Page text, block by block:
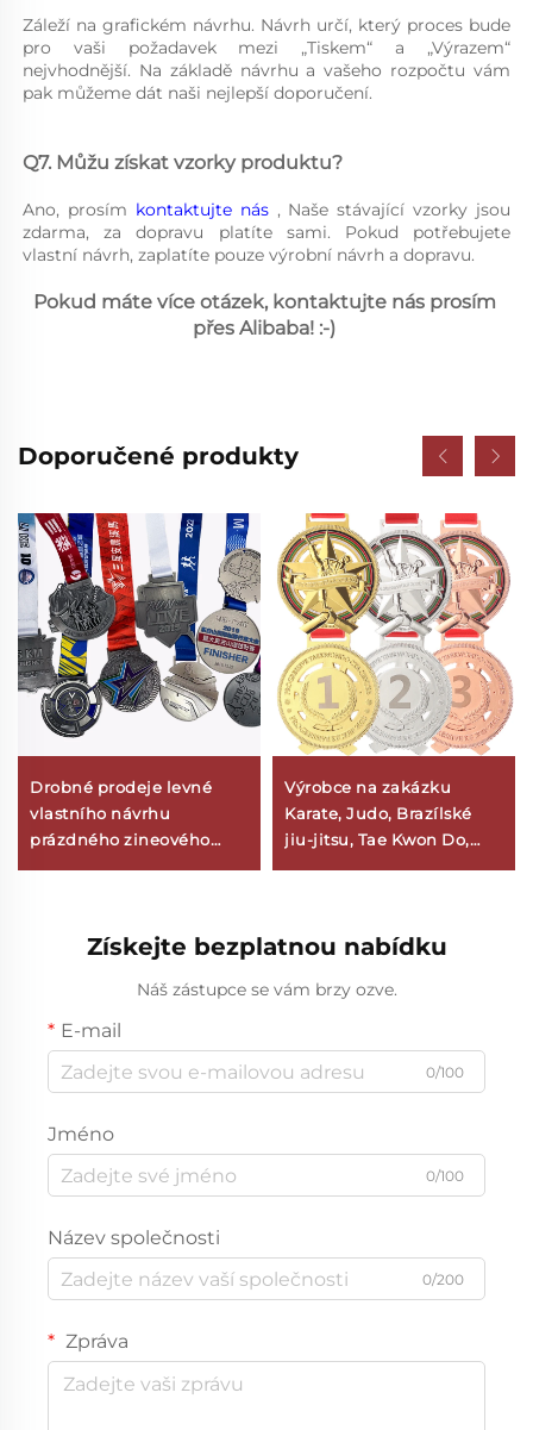
Záleží na grafickém návrhu. Návrh určí, který proces bude
pro vaši požadavek mezi „Tiskem“ a „Výrazem“
nejvhodnější. Na základě návrhu a vašeho rozpočtu vám
pak můžeme dát naši nejlepší doporučení.
Q7. Můžu získat vzorky produktu?
Ano, prosím kontaktujte nás , Naše stávající vzorky jsou
zdarma, za dopravu platíte sami. Pokud potřebujete
vlastní návrh, zaplatíte pouze výrobní návrh a dopravu.
Pokud máte více otázek, kontaktujte nás prosím
přes Alibaba! :-)
Doporučené produkty
Drobné prodeje levné
vlastního návrhu
prázdného zineového
medaile
Výrobce na zakázku
Karate, Judo, Brazílské
jiu-jitsu, Tae Kwon Do,
Získejte bezplatnou nabídku
Náš zástupce se vám brzy ozve.
E-mail
0/100
Jméno
0/100
Název společnosti
0/200
Zpráva